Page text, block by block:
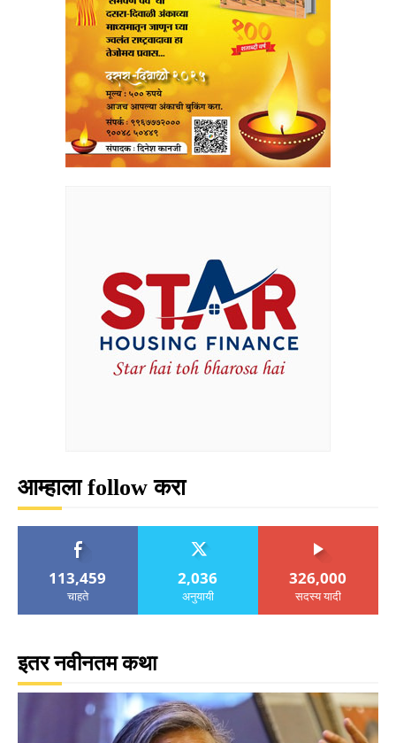
आम्हाला follow करा
113,459
चाहते
2,036
अनुयायी
326,000
सदस्य यादी
इतर नवीनतम कथा